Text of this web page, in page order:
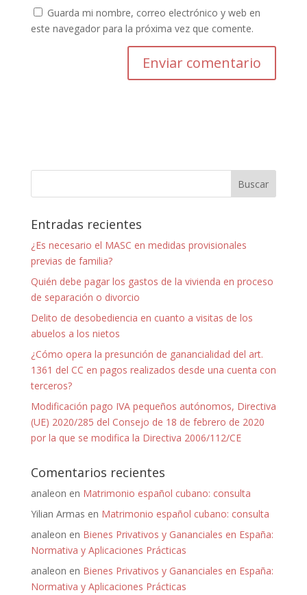
Guarda mi nombre, correo electrónico y web en
este navegador para la próxima vez que comente.
Entradas recientes
¿Es necesario el MASC en medidas provisionales
previas de familia?
Quién debe pagar los gastos de la vivienda en proceso
de separación o divorcio
Delito de desobediencia en cuanto a visitas de los
abuelos a los nietos
¿Cómo opera la presunción de ganancialidad del art.
1361 del CC en pagos realizados desde una cuenta con
terceros?
Modificación pago IVA pequeños autónomos, Directiva
(UE) 2020/285 del Consejo de 18 de febrero de 2020
por la que se modifica la Directiva 2006/112/CE
Comentarios recientes
analeon en Matrimonio español cubano: consulta
Yilian Armas en Matrimonio español cubano: consulta
analeon en Bienes Privativos y Gananciales en España:
Normativa y Aplicaciones Prácticas
analeon en Bienes Privativos y Gananciales en España:
Normativa y Aplicaciones Prácticas